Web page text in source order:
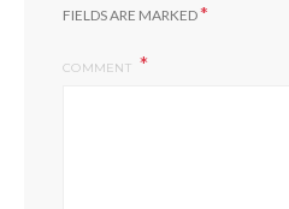
FIELDS ARE MARKED*
COMMENT